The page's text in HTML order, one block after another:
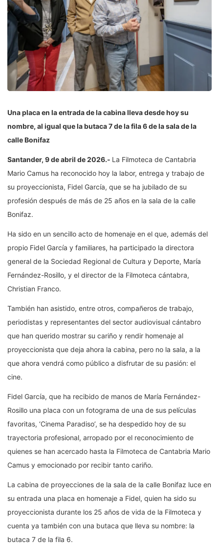
Una placa en la entrada de la cabina lleva desde hoy su
nombre, al igual que la butaca 7 de la fila 6 de la sala de la
calle Bonifaz
Santander, 9 de abril de 2026.- La Filmoteca de Cantabria
Mario Camus ha reconocido hoy la labor, entrega y trabajo de
su proyeccionista, Fidel García, que se ha jubilado de su
profesión después de más de 25 años en la sala de la calle
Bonifaz.
Ha sido en un sencillo acto de homenaje en el que, además del
propio Fidel García y familiares, ha participado la directora
general de la Sociedad Regional de Cultura y Deporte, María
Fernández-Rosillo, y el director de la Filmoteca cántabra,
Christian Franco.
También han asistido, entre otros, compañeros de trabajo,
periodistas y representantes del sector audiovisual cántabro
que han querido mostrar su cariño y rendir homenaje al
proyeccionista que deja ahora la cabina, pero no la sala, a la
que ahora vendrá como público a disfrutar de su pasión: el
cine.
Fidel García, que ha recibido de manos de María Fernández-
Rosillo una placa con un fotograma de una de sus películas
favoritas, ‘Cinema Paradiso’, se ha despedido hoy de su
trayectoria profesional, arropado por el reconocimiento de
quienes se han acercado hasta la Filmoteca de Cantabria Mario
Camus y emocionado por recibir tanto cariño.
La cabina de proyecciones de la sala de la calle Bonifaz luce en
su entrada una placa en homenaje a Fidel, quien ha sido su
proyeccionista durante los 25 años de vida de la Filmoteca y
cuenta ya también con una butaca que lleva su nombre: la
butaca 7 de la fila 6.